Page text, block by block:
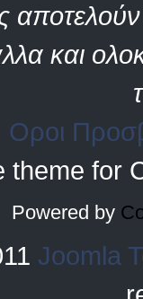
και
Οροι
theme for
Powered by
Joomla